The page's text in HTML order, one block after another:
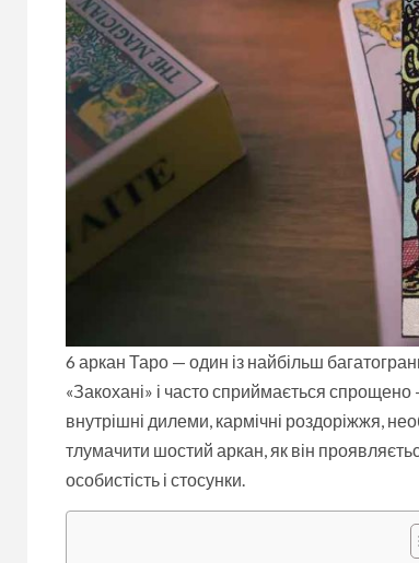
6 аркан Таро — один із найбільш
«Закохані» і часто сприймається
внутрішні дилеми, кармічні роздоріжжя,
тлумачити шостий аркан, як він
особистість і стосунки.